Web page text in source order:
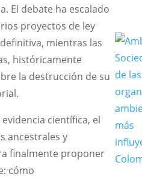
El debate ha escalado
proyectos de ley
mientras las
históricamente
la destrucción de su
científica, el
ancestrales y
finalmente proponer
cómo